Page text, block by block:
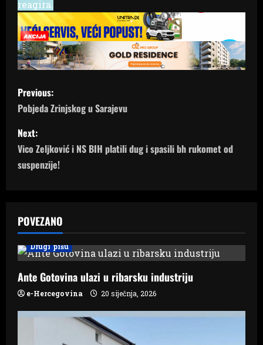
reagira.
P
o
s
t
a
v
i
g
a
Previous:
Pobjeda Zrinjskog u Sarajevu
Next:
Vico Zeljković i NS BIH platili dug i spasili bh rukomet od
suspenzije!
POVEZANO
Drugi pišu
Ante Gotovina ulazi u ribarsku industriju
e-Hercegovina 20 siječnja, 2026